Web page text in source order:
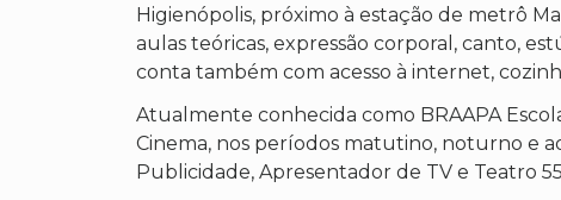
Higienópolis, próximo à estação de metrô
aulas teóricas, expressão corporal, canto,
conta também com acesso à internet,
Atualmente conhecida como BRAAPA
Cinema, nos períodos matutino, noturno e
Publicidade, Apresentador de TV e Teatro